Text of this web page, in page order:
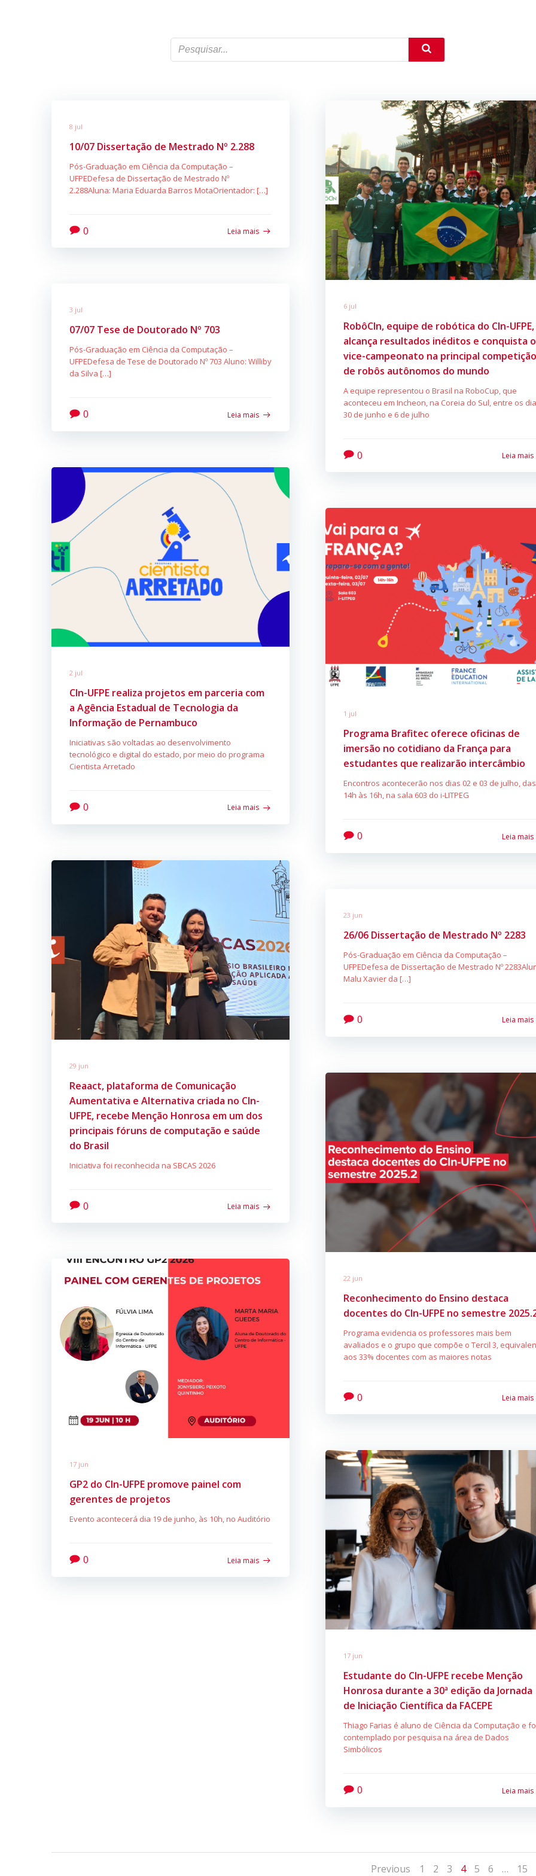
8 jul
10/07 Dissertação de Mestrado Nº 2.288
Pós-Graduação em Ciência da Computação –
UFPEDefesa de Dissertação de Mestrado Nº
2.288Aluna: Maria Eduarda Barros MotaOrientador: […]
0 Leia mais
6 jul
RobôCIn, equipe de robótica do CIn-UFPE,
alcança resultados inéditos e conquista o
vice-campeonato na principal
de robôs autônomos do mundo
A equipe representou o Brasil na RoboCup, que
aconteceu em Incheon, na Coreia do Sul, entre os
30 de junho e 6 de julho
0 Leia mais
3 jul
07/07 Tese de Doutorado Nº 703
Pós-Graduação em Ciência da Computação –
UFPEDefesa de Tese de Doutorado Nº 703 Aluno: Williby
da Silva […]
0 Leia mais
2 jul
CIn-UFPE realiza projetos em parceria com
a Agência Estadual de Tecnologia da
Informação de Pernambuco
Iniciativas são voltadas ao desenvolvimento
tecnológico e digital do estado, por meio do programa
Cientista Arretado
0 Leia mais
1 jul
Programa Brafitec oferece oficinas de
imersão no cotidiano da França para
estudantes que realizarão intercâmbio
Encontros acontecerão nos dias 02 e 03 de julho, das
14h às 16h, na sala 603 do i-LITPEG
0 Leia mais
29 jun
Reaact, plataforma de Comunicação
Aumentativa e Alternativa criada no CIn-
UFPE, recebe Menção Honrosa em um dos
principais fóruns de computação e saúde
do Brasil
Iniciativa foi reconhecida na SBCAS 2026
0 Leia mais
23 jun
26/06 Dissertação de Mestrado Nº 2283
Pós-Graduação em Ciência da Computação –
UFPEDefesa de Dissertação de Mestrado Nº
Malu Xavier da […]
0 Leia mais
22 jun
Reconhecimento do Ensino destaca
docentes do CIn-UFPE no semestre
Programa evidencia os professores mais bem
avaliados e o grupo que compõe o Tercil 3,
aos 33% docentes com as maiores notas
0 Leia mais
17 jun
GP2 do CIn-UFPE promove painel com
gerentes de projetos
Evento acontecerá dia 19 de junho, às 10h, no Auditório
0 Leia mais
17 jun
Estudante do CIn-UFPE recebe Menção
Honrosa durante a 30ª edição da Jornada
de Iniciação Científica da FACEPE
Thiago Farias é aluno de Ciência da Computação e
contemplado por pesquisa na área de Dados
Simbólicos
0 Leia mais
Previous Page
1 Page
2 Page
3 Page
4 Page
5 Page
6 … 15